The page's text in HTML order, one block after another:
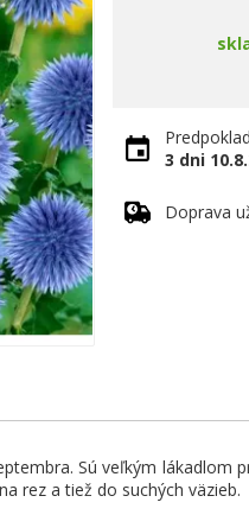
3 dni
Doprava
Sú veľkým lákadlom
rez a tiež do suchých väzieb.